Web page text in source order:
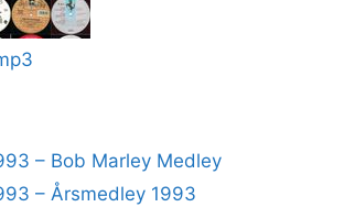
– Bob Marley Medley
– Årsmedley 1993